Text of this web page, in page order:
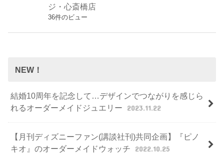
ジ・心斎橋店
36件のビュー
NEW！
結婚10周年を記念して…デザインでつながりを感じら
れるオーダーメイドジュエリー
2023.11.22
【月刊ディズニーファン(講談社刊)共同企画】『ピノ
キオ』のオーダーメイドウォッチ
2022.10.25